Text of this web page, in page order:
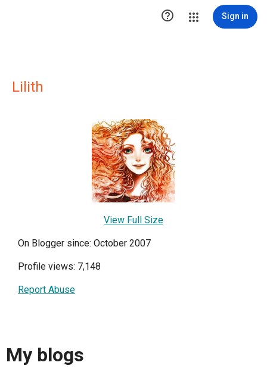
 Sign in
Lilith
View Full Size
On Blogger since: October 2007
Profile views: 7,148
Report Abuse
My blogs